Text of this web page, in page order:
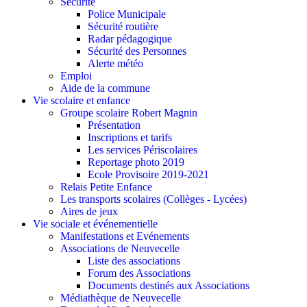
Police Municipale
Sécurité routière
Radar pédagogique
Sécurité des Personnes
Alerte météo
Emploi
Aide de la commune
Vie scolaire et enfance
Groupe scolaire Robert Magnin
Présentation
Inscriptions et tarifs
Les services Périscolaires
Reportage photo 2019
Ecole Provisoire 2019-2021
Relais Petite Enfance
Les transports scolaires (Collèges - Lycées)
Aires de jeux
Vie sociale et événementielle
Manifestations et Evénements
Associations de Neuvecelle
Liste des associations
Forum des Associations
Documents destinés aux Associations
Médiathèque de Neuvecelle